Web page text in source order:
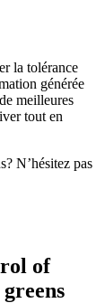
la tolérance
générée
meilleures
tout en
N’hésitez pas
of